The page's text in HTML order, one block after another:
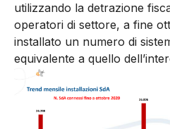
utilizzando la detrazione
operatori di settore, a fine
installato un numero di
equivalente a quello